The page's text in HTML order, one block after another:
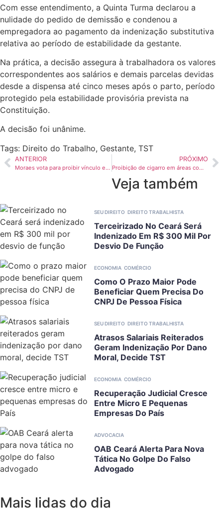
Com esse entendimento, a Quinta Turma declarou a
nulidade do pedido de demissão e condenou a
empregadora ao pagamento da indenização substitutiva
relativa ao período de estabilidade da gestante.
Na prática, a decisão assegura à trabalhadora os valores
correspondentes aos salários e demais parcelas devidas
desde a dispensa até cinco meses após o parto, período
protegido pela estabilidade provisória prevista na
Constituição.
A decisão foi unânime.
Tags: Direito do Trabalho, Gestante, TST
ANTERIOR
Moraes vota para proibir vínculo entre psicologia e religião; Fachin leva caso ao plenário físico
PRÓXIMO
Proibição de cigarro em áreas comuns de condomínio só vale com regimento aprovado
Veja também
SEU DIREITO DIREITO TRABALHISTA
Terceirizado No Ceará Será
Indenizado Em R$ 300 Mil Por
Desvio De Função
ECONOMIA COMÉRCIO
Como O Prazo Maior Pode
Beneficiar Quem Precisa Do
CNPJ De Pessoa Física
SEU DIREITO DIREITO TRABALHISTA
Atrasos Salariais Reiterados
Geram Indenização Por Dano
Moral, Decide TST
ECONOMIA COMÉRCIO
Recuperação Judicial Cresce
Entre Micro E Pequenas
Empresas Do País
ADVOCACIA
OAB Ceará Alerta Para Nova
Tática No Golpe Do Falso
Advogado
Mais lidas do dia